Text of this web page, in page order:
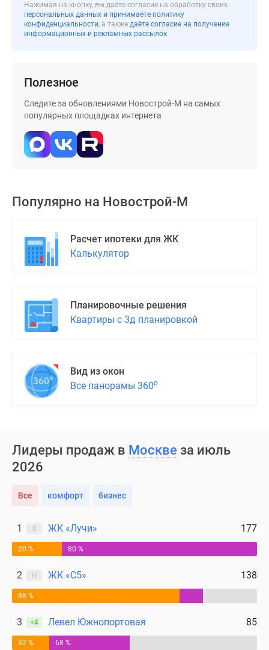
Нажимая на кнопку, вы даёте согласие на обработку своих
персональных данных и принимаете политику
конфиденциальности, а также даёте согласие на получение
информационных и рекламных рассылок
Полезное
Следите за обновлениями Новострой-М на самых
популярных площадках интернета
Популярно на Новострой-М
Расчет ипотеки для ЖК
Калькулятор
Планировочные решения
Квартиры с 3д планировкой
Вид из окон
Все панорамы 360о
Лидеры продаж в Москве за июль
2026
Все комфорт бизнес
1 0 ЖК «Лучи» 177
20 % 80 %
2 Н ЖК «С5» 138
88 %
3 +4 Левел Южнопортовая 85
32 % 68 %